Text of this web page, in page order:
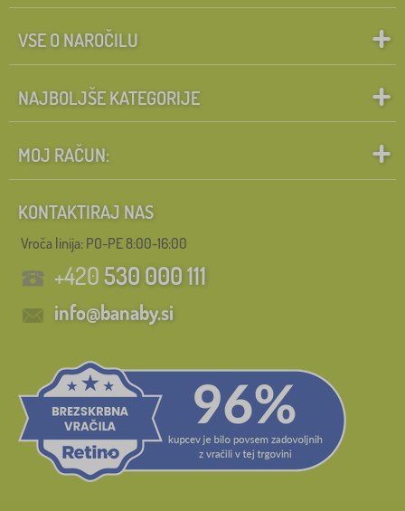
VSE O NAROČILU
NAJBOLJŠE KATEGORIJE
MOJ RAČUN:
KONTAKTIRAJ NAS
Vroča linija: PO-PE 8:00-16:00
+420530 000 111
info@banaby.si